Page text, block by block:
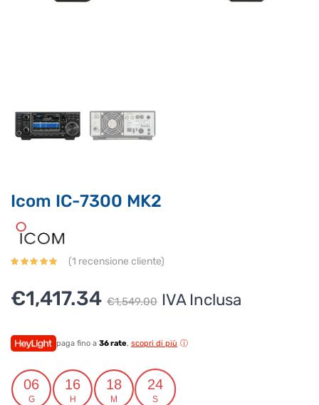
Icom IC-7300 MK2
(1 recensione cliente)
€1,549.00 Il
originale
era:
€1,549.00.
€1,417.34
Il
attuale
è:
€1,417.34.
IVA Inclusa
paga fino a 36 rate, scopri di più
06
G
16
H
18
M
24
S
Puoi chiedermi informazioni generali o specifiche su certi
prodotti.
Per ottenere dettagli su un determinato prodotto
assicurati di indicarne il nome completo